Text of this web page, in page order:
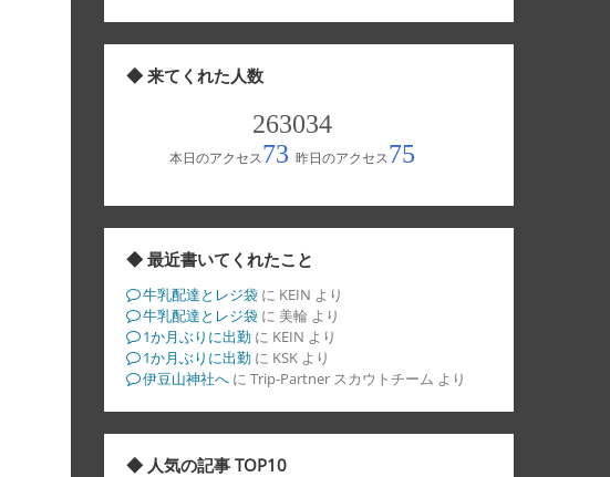
◆ 来てくれた人数
◆ 最近書いてくれたこと
牛乳配達とレジ袋に KEIN より
牛乳配達とレジ袋に 美輪より
1か月ぶりに出勤に KEIN より
1か月ぶりに出勤に KSKより
伊豆山神社へに Trip-Partner スカウトチーム より
◆ 人気の記事 TOP10